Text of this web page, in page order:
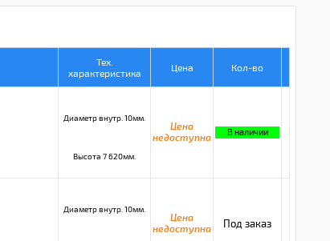
Тех.
характеристика
Цена Кол-во
Диаметр внутр. 10мм.
Высота 7 620мм.
Цена
недоступна
В наличии
Диаметр внутр. 10мм.
Цена
недоступна
Под заказ